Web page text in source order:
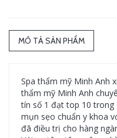
MÔ TẢ SẢN PHẨM
Spa thẩm mỹ Minh Anh
thẩm mỹ Minh Anh
tín số 1 đạt top 10
mụn sẹo chuẩn y khoa
đã điều trị cho hàng